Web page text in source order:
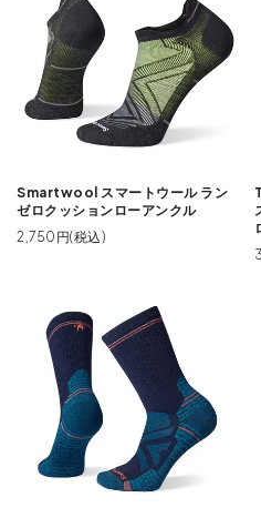
Smartwool スマートウール ラン
ゼロクッションローアンクル
2,750円(税込)